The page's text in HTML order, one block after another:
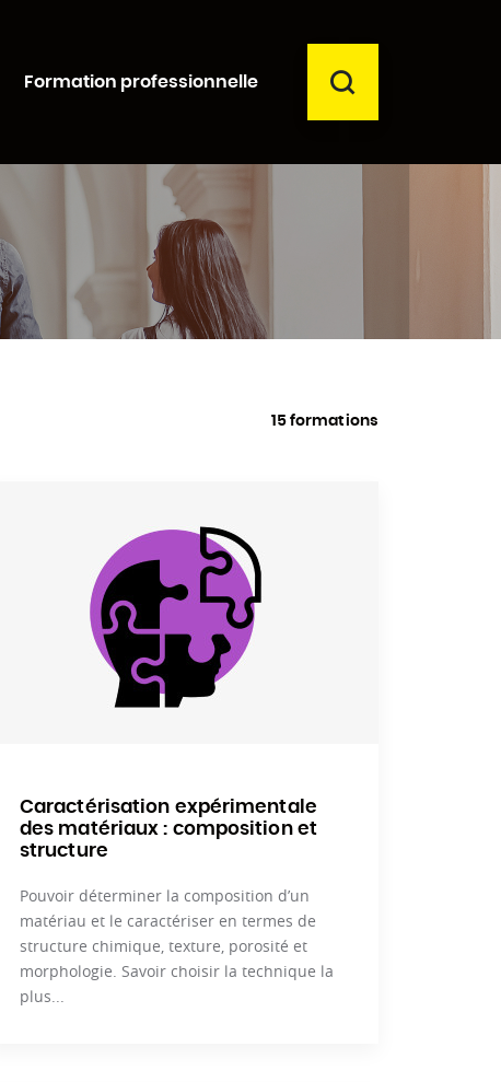
Formation professionnelle
15 formations
Caractérisation expérimentale
des matériaux : composition et
structure
Pouvoir déterminer la composition d’un
matériau et le caractériser en termes de
structure chimique, texture, porosité et
morphologie. Savoir choisir la technique la
plus...